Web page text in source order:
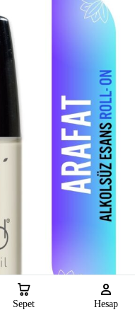
Sepet Hesap